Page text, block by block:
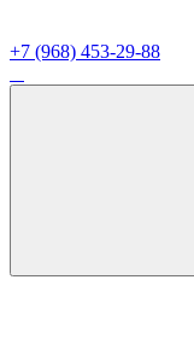
+7 (968) 453-29-88